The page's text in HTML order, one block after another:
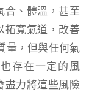
合、體溫，甚至
拓寬氣道，改善
量，但與任何氣
存在一定的風
盡力將這些風險